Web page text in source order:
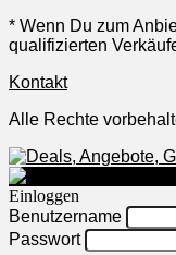
* Wenn Du zum
qualifizierten
Kontakt
Alle Rechte
Einloggen
Benutzername
Passwort